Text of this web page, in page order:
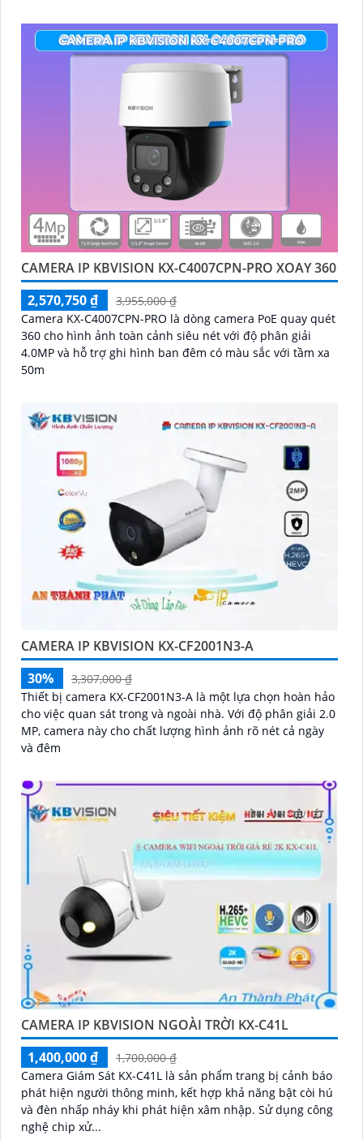
CAMERA IP KBVISION KX-C4007CPN-PRO XOAY 360
2,570,750 ₫
3,955,000 ₫
Camera KX-C4007CPN-PRO là dòng camera PoE quay quét
360 cho hình ảnh toàn cảnh siêu nét với độ phân giải
4.0MP và hỗ trợ ghi hình ban đêm có màu sắc với tầm xa
50m
CAMERA IP KBVISION KX-CF2001N3-A
30%
3,307,000 ₫
Thiết bị camera KX-CF2001N3-A là một lựa chọn hoàn hảo
cho việc quan sát trong và ngoài nhà. Với độ phân giải 2.0
MP, camera này cho chất lượng hình ảnh rõ nét cả ngày
và đêm
CAMERA IP KBVISION NGOÀI TRỜI KX-C41L
1,400,000 ₫
1,700,000 ₫
Camera Giám Sát KX-C41L là sản phẩm trang bị cảnh báo
phát hiện người thông minh, kết hợp khả năng bật còi hú
và đèn nhấp nháy khi phát hiện xâm nhập. Sử dụng công
nghệ chip xử...